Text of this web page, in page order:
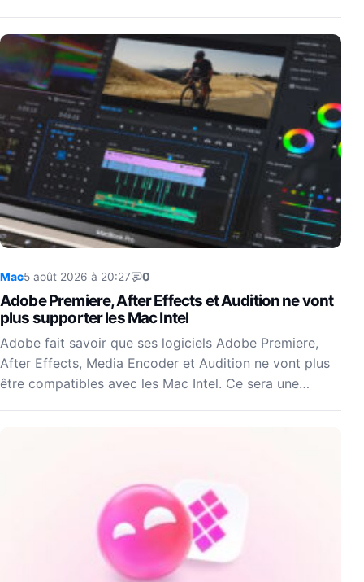
Mac5 août 2026 à 20:27 0
Adobe Premiere, After Effects et Audition ne vont
plus supporter les Mac Intel
Adobe fait savoir que ses logiciels Adobe Premiere,
After Effects, Media Encoder et Audition ne vont plus
être compatibles avec les Mac Intel. Ce sera une…